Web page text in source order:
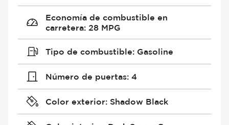
Economía de combustible en
carretera: 28 MPG
Tipo de combustible: Gasoline
Número de puertas: 4
Color exterior: Shadow Black